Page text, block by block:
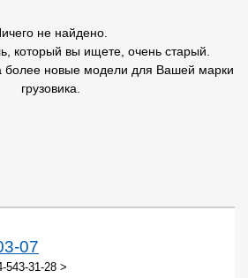
не найдено.
который вы ищете, очень старый.
более новые модели для Вашей марки
грузовика.
07
543-31-28 >